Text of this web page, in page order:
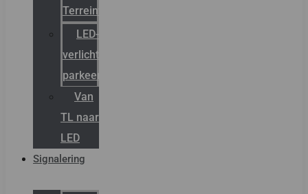
Terreinverlichting
LED-
verlichting
parkeergarage
Van
TL naar
LED
Signalering